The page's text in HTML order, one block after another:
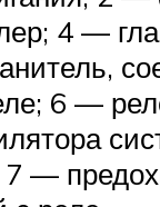
4 —
6 —
—